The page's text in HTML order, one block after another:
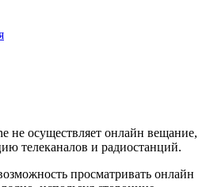
не осуществляет онлайн вещание,
телеканалов и радиостанций.
просматривать онлайн